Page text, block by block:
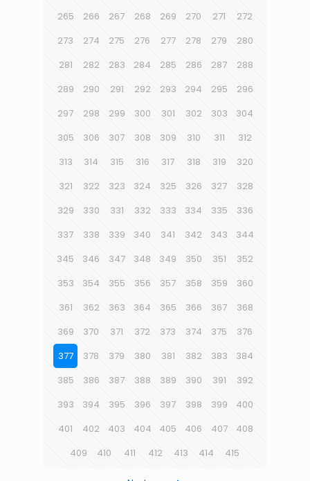
265
266 267 268 269 270 271
272
273
274 275 276 277 278 279
280
281
282 283 284 285 286 287
288
289
290 291 292 293 294 295
296
297
298 299 300 301 302 303
304
305
306 307 308 309 310 311
312
313
314 315 316 317 318 319
320
321
322 323 324 325 326 327
328
329
330 331 332 333 334 335
336
337
338 339 340 341 342 343
344
345
346 347 348 349 350 351
352
353
354 355 356 357 358 359
360
361
362 363 364 365 366 367
368
369
370 371 372 373 374 375
376
377
378 379 380 381 382 383
384
385
386 387 388 389 390 391
392
393
394 395 396 397 398 399
400
401
402 403 404 405 406 407
408
409
410 411 412 413 414 415